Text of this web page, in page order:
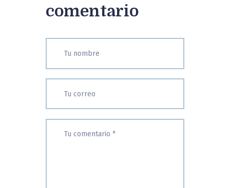
comentario